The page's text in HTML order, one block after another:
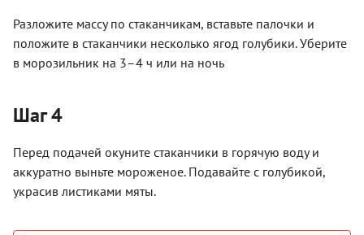
Разложите массу по стаканчикам, вставьте палочки и
положите в стаканчики несколько ягод голубики. Уберите
в морозильник на 3–4 ч или на ночь
Шаг 4
Перед подачей окуните стаканчики в горячую воду и
аккуратно выньте мороженое. Подавайте с голубикой,
украсив листиками мяты.